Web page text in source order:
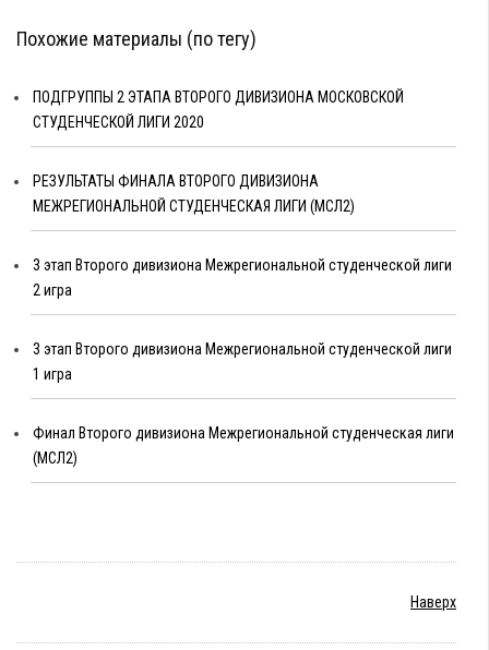
Похожие материалы (по тегу)
ПОДГРУППЫ 2 ЭТАПА ВТОРОГО ДИВИЗИОНА МОСКОВСКОЙ
СТУДЕНЧЕСКОЙ ЛИГИ 2020
РЕЗУЛЬТАТЫ ФИНАЛА ВТОРОГО ДИВИЗИОНА
МЕЖРЕГИОНАЛЬНОЙ СТУДЕНЧЕСКАЯ ЛИГИ (МСЛ2)
3 этап Второго дивизиона Межрегиональной студенческой лиги
2 игра
3 этап Второго дивизиона Межрегиональной студенческой лиги
1 игра
Финал Второго дивизиона Межрегиональной студенческая лиги
(МСЛ2)
Наверх